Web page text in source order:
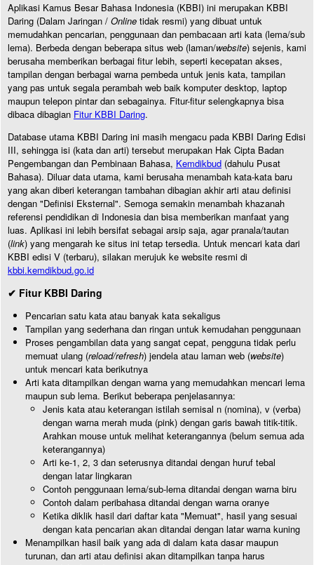
Aplikasi Kamus Besar Bahasa Indonesia (KBBI) ini merupakan KBBI
Daring (Dalam Jaringan / Online tidak resmi) yang dibuat untuk
memudahkan pencarian, penggunaan dan pembacaan arti kata (lema/sub
lema). Berbeda dengan beberapa situs web (laman/website) sejenis, kami
berusaha memberikan berbagai fitur lebih, seperti kecepatan akses,
tampilan dengan berbagai warna pembeda untuk jenis kata, tampilan
yang pas untuk segala perambah web baik komputer desktop, laptop
maupun telepon pintar dan sebagainya. Fitur-fitur selengkapnya bisa
dibaca dibagian Fitur KBBI Daring.
Database utama KBBI Daring ini masih mengacu pada KBBI Daring Edisi
III, sehingga isi (kata dan arti) tersebut merupakan Hak Cipta Badan
Pengembangan dan Pembinaan Bahasa, Kemdikbud (dahulu Pusat
Bahasa). Diluar data utama, kami berusaha menambah kata-kata baru
yang akan diberi keterangan tambahan dibagian akhir arti atau definisi
dengan "Definisi Eksternal". Semoga semakin menambah khazanah
referensi pendidikan di Indonesia dan bisa memberikan manfaat yang
luas. Aplikasi ini lebih bersifat sebagai arsip saja, agar pranala/tautan
(link) yang mengarah ke situs ini tetap tersedia. Untuk mencari kata dari
KBBI edisi V (terbaru), silakan merujuk ke website resmi di
kbbi.kemdikbud.go.id
✔ Fitur KBBI Daring
Pencarian satu kata atau banyak kata sekaligus
Tampilan yang sederhana dan ringan untuk kemudahan penggunaan
Proses pengambilan data yang sangat cepat, pengguna tidak perlu
memuat ulang (reload/refresh) jendela atau laman web (website)
untuk mencari kata berikutnya
Arti kata ditampilkan dengan warna yang memudahkan mencari lema
maupun sub lema. Berikut beberapa penjelasannya:
Jenis kata atau keterangan istilah semisal n (nomina), v (verba)
dengan warna merah muda (pink) dengan garis bawah titik-titik.
Arahkan mouse untuk melihat keterangannya (belum semua ada
keterangannya)
Arti ke-1, 2, 3 dan seterusnya ditandai dengan huruf tebal
dengan latar lingkaran
Contoh penggunaan lema/sub-lema ditandai dengan warna biru
Contoh dalam peribahasa ditandai dengan warna oranye
Ketika diklik hasil dari daftar kata "Memuat", hasil yang sesuai
dengan kata pencarian akan ditandai dengan latar warna kuning
Menampilkan hasil baik yang ada di dalam kata dasar maupun
turunan, dan arti atau definisi akan ditampilkan tanpa harus